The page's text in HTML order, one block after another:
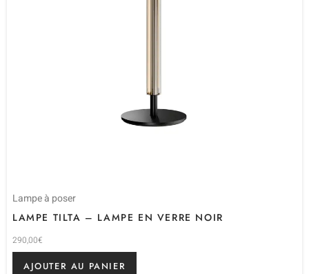
Lampe à poser
LAMPE TILTA – LAMPE EN VERRE NOIR
290,00€
AJOUTER AU PANIER